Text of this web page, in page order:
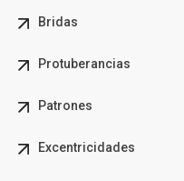
Bridas
Protuberancias
Patrones
Excentricidades